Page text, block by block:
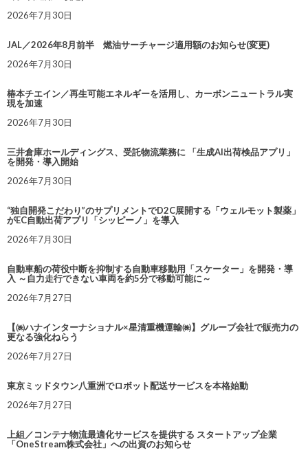
2026年7月30日
JAL／2026年8月前半 燃油サーチャージ適用額のお知らせ(変更)
2026年7月30日
椿本チエイン／再生可能エネルギーを活用し、カーボンニュートラル実
現を加速
2026年7月30日
三井倉庫ホールディングス、受託物流業務に 「生成AI出荷検品アプリ」
を開発・導入開始
2026年7月30日
“独自開発こだわり”のサプリメントでD2C展開する「ウェルモット製薬」
がEC自動出荷アプリ「シッピーノ」を導入
2026年7月30日
自動車船の荷役中断を抑制する自動車移動用「スケーター」を開発・導
入 ～自力走行できない車両を約5分で移動可能に～
2026年7月27日
【㈱ハナインターナショナル×星清重機運輸㈱】グループ会社で販売力の
更なる強化ねらう
2026年7月27日
東京ミッドタウン八重洲でロボット配送サービスを本格始動
2026年7月27日
上組／コンテナ物流最適化サービスを提供する スタートアップ企業
「OneStream株式会社」への出資のお知らせ